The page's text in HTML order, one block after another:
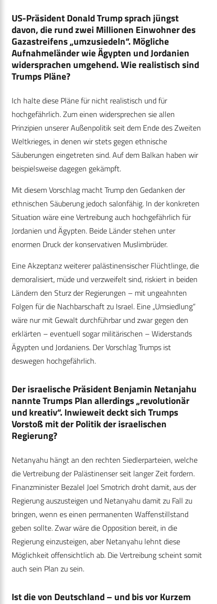
US-Präsident Donald Trump sprach jüngst
davon, die rund zwei Millionen Einwohner des
Gazastreifens „umzusiedeln“. Mögliche
Aufnahmeländer wie Ägypten und Jordanien
widersprachen umgehend. Wie realistisch sind
Trumps Pläne?
Ich halte diese Pläne für nicht realistisch und für
hochgefährlich. Zum einen widersprechen sie allen
Prinzipien unserer Außenpolitik seit dem Ende des Zweiten
Weltkrieges, in denen wir stets gegen ethnische
Säuberungen eingetreten sind. Auf dem Balkan haben wir
beispielsweise dagegen gekämpft.
Mit diesem Vorschlag macht Trump den Gedanken der
ethnischen Säuberung jedoch salonfähig. In der konkreten
Situation wäre eine Vertreibung auch hochgefährlich für
Jordanien und Ägypten. Beide Länder stehen unter
enormen Druck der konservativen Muslimbrüder.
Eine Akzeptanz weiterer palästinensischer Flüchtlinge, die
demoralisiert, müde und verzweifelt sind, riskiert in beiden
Ländern den Sturz der Regierungen – mit ungeahnten
Folgen für die Nachbarschaft zu Israel. Eine „Umsiedlung“
wäre nur mit Gewalt durchführbar und zwar gegen den
erklärten – eventuell sogar militärischen – Widerstands
Ägypten und Jordaniens. Der Vorschlag Trumps ist
deswegen hochgefährlich.
Der israelische Präsident Benjamin Netanjahu
nannte Trumps Plan allerdings „revolutionär
und kreativ“. Inwieweit deckt sich Trumps
Vorstoß mit der Politik der israelischen
Regierung?
Netanyahu hängt an den rechten Siedlerparteien, welche
die Vertreibung der Palästinenser seit langer Zeit fordern.
Finanzminister Bezalel Joel Smotrich droht damit, aus der
Regierung auszusteigen und Netanyahu damit zu Fall zu
bringen, wenn es einen permanenten Waffenstillstand
geben sollte. Zwar wäre die Opposition bereit, in die
Regierung einzusteigen, aber Netanyahu lehnt diese
Möglichkeit offensichtlich ab. Die Vertreibung scheint somit
auch sein Plan zu sein.
Ist die von Deutschland – und bis vor Kurzem